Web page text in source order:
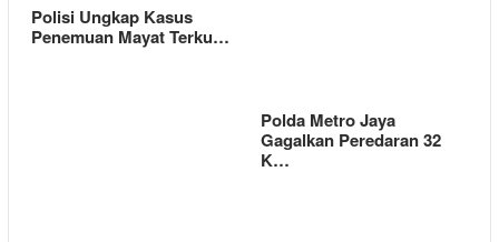
Polisi Ungkap Kasus
Penemuan Mayat Terku…
Polda Metro Jaya
Gagalkan Peredaran 32
K…